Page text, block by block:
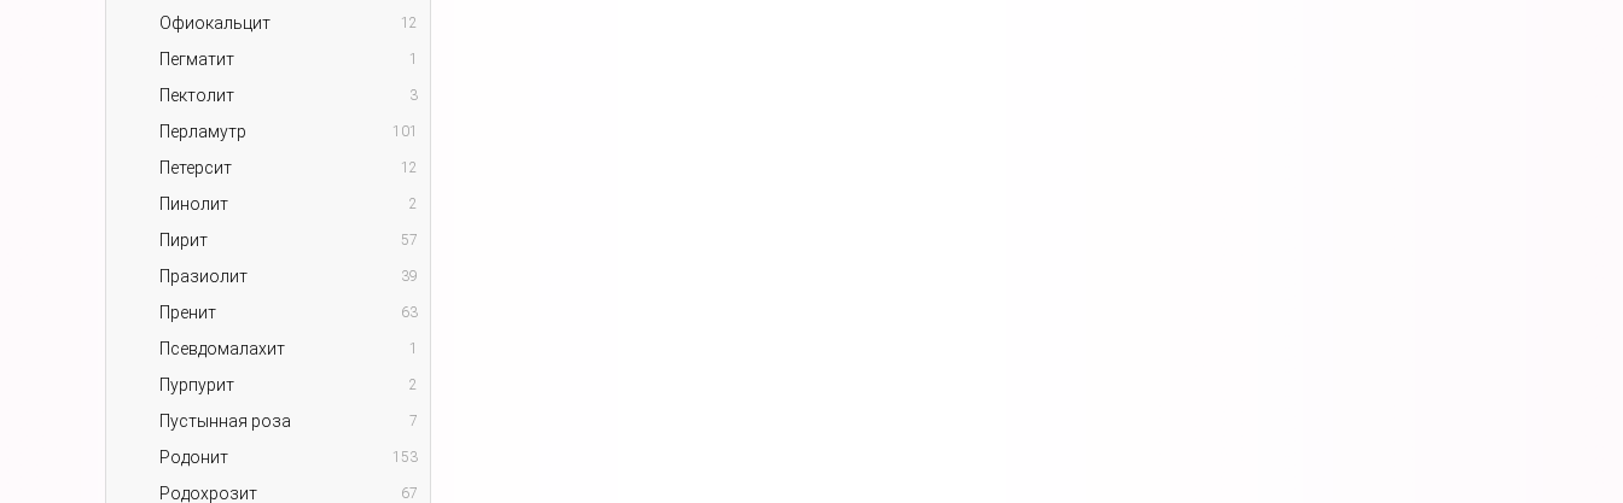
Офиокальцит 12
Пегматит 1
Пектолит 3
Перламутр 101
Петерсит 12
Пинолит 2
Пирит 57
Празиолит 39
Пренит 63
Псевдомалахит 1
Пурпурит 2
Пустынная роза 7
Родонит 153
Родохрозит 67